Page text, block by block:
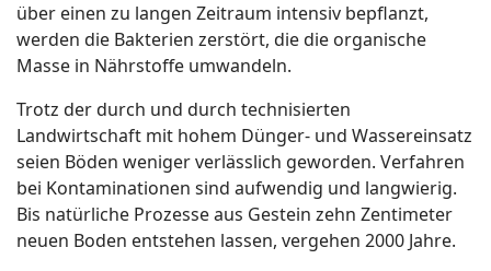
über einen zu langen Zeitraum intensiv bepflanzt,
werden die Bakterien zerstört, die die organische
Masse in Nährstoffe umwandeln.
Trotz der durch und durch technisierten
Landwirtschaft mit hohem Dünger- und Wassereinsatz
seien Böden weniger verlässlich geworden. Verfahren
bei Kontaminationen sind aufwendig und langwierig.
Bis natürliche Prozesse aus Gestein zehn Zentimeter
neuen Boden entstehen lassen, vergehen 2000 Jahre.